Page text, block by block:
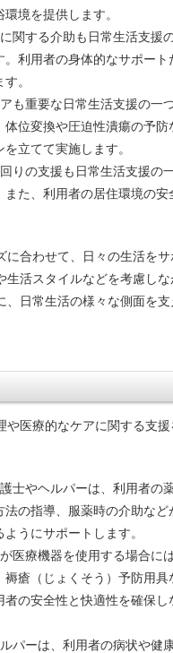
境を提供します。
関する介助も日常生活支
利用者の身体的なサポー
。
も重要な日常生活支援の
位変換や圧迫性潰瘍の予
立てて実施します。
りの支援も日常生活支援の
た、利用者の居住環境の
合わせて、日々の生活を
活スタイルなどを考慮し
日常生活の様々な側面を支
医療的なケアに関する支
士やヘルパーは、利用者の
の指導、服薬時の介助な
うにサポートします。
医療機器を使用する場合
瘡（じょくそう）予防用
の安全性と快適性を確保
パーは、利用者の病状や健